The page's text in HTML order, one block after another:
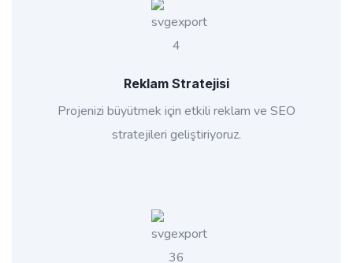
Reklam Stratejisi
Projenizi büyütmek için etkili reklam ve SEO
stratejileri geliştiriyoruz.